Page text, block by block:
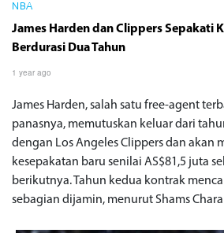
NBA
James Harden dan Clippers Sepakati
Berdurasi Dua Tahun
1 year ago
James Harden, salah satu free-agent
panasnya, memutuskan keluar dari
dengan Los Angeles Clippers dan akan
kesepakatan baru senilai AS$81,5 juta
berikutnya. Tahun kedua kontrak
sebagian dijamin, menurut Shams